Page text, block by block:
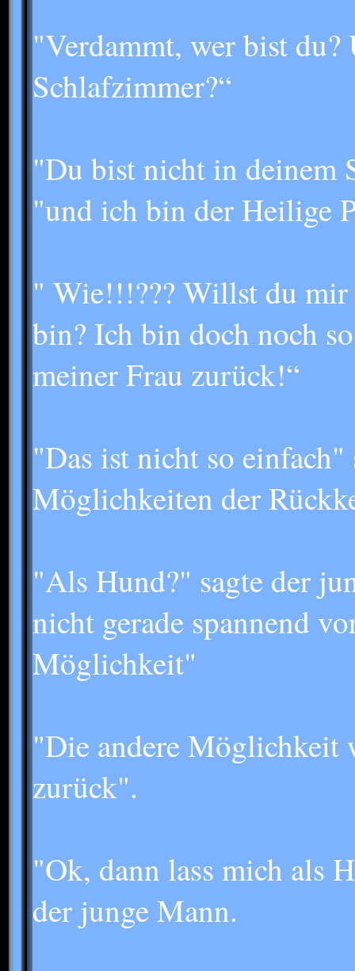
"Verdammt, wer bist du?
Schlafzimmer?“
"Du bist nicht in deinem
"und ich bin der Heilige
" Wie!!!??? Willst du mir
bin? Ich bin doch noch
meiner Frau zurück!“
"Das ist nicht so
Möglichkeiten der
"Als Hund?" sagte der
nicht gerade spannend
Möglichkeit"
"Die andere Möglichkeit
zurück".
"Ok, dann lass mich als
der junge Mann.